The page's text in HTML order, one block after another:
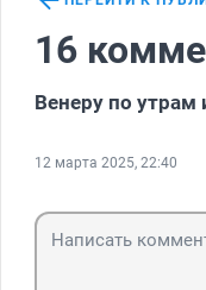
16
Венеру по утрам
12 марта 2025, 22:40